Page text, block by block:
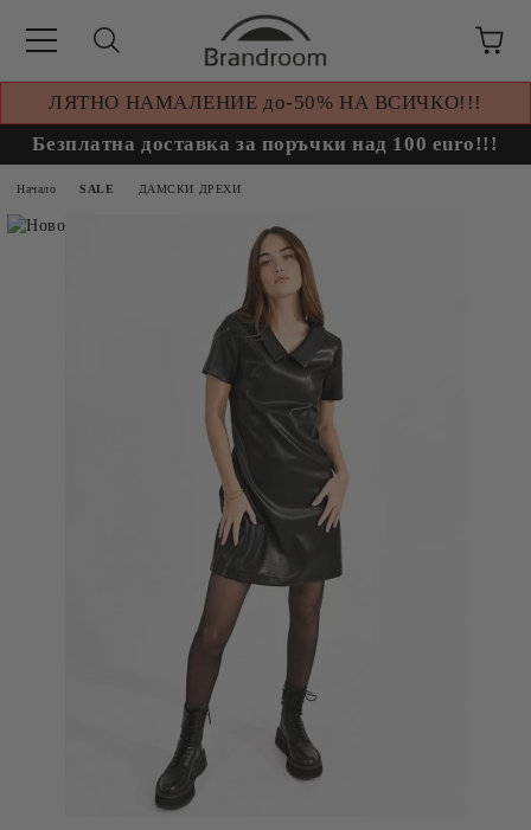
ЛЯТНО НАМАЛЕНИЕ до-50% НА ВСИЧКО!!!
Безплатна доставка за поръчки над 100 euro!!!
Начало SALE ДАМСКИ ДРЕХИ